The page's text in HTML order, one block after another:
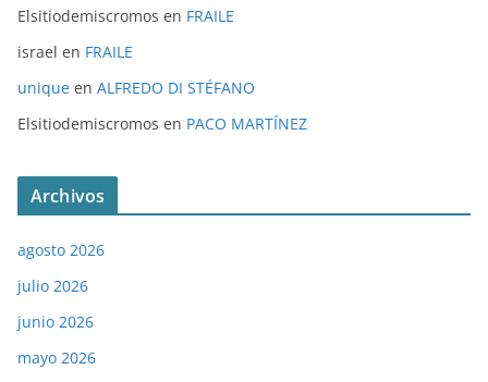
Elsitiodemiscromos en FRAILE
israel en FRAILE
unique en ALFREDO DI STÉFANO
Elsitiodemiscromos en PACO MARTÍNEZ
Archivos
agosto 2026
julio 2026
junio 2026
mayo 2026